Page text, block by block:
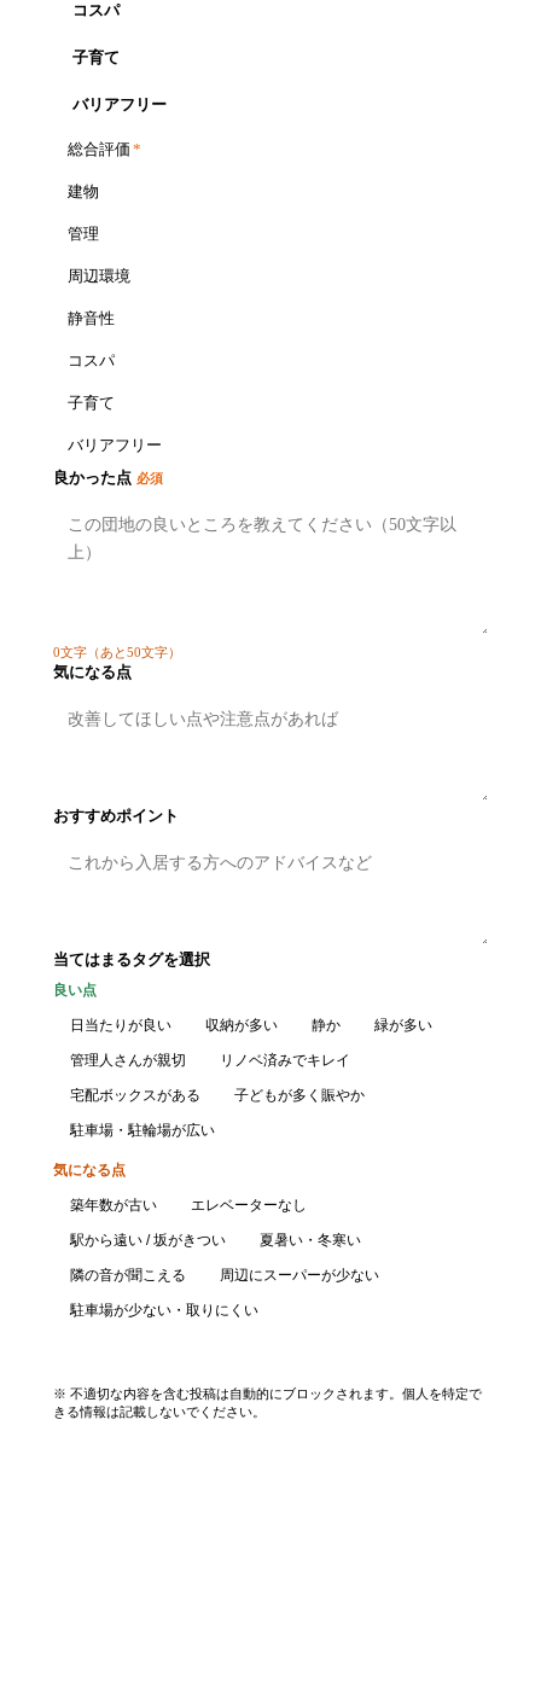
コスパ
子育て
バリアフリー
総合評価 *
建物
管理
周辺環境
静音性
コスパ
子育て
バリアフリー
良かった点 必須
0文字 （あと50文字）
気になる点
おすすめポイント
当てはまるタグを選択
良い点
日当たりが良い 収納が多い 静か 緑が多い
管理人さんが親切 リノベ済みでキレイ
宅配ボックスがある 子どもが多く賑やか
駐車場・駐輪場が広い
気になる点
築年数が古い エレベーターなし
駅から遠い / 坂がきつい 夏暑い・冬寒い
隣の音が聞こえる 周辺にスーパーが少ない
駐車場が少ない・取りにくい
※ 不適切な内容を含む投稿は自動的にブロックされます。個人を特定で
きる情報は記載しないでください。